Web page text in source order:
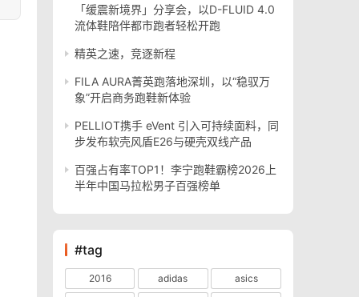
「缓震新境界」分享会，以D-FLUID 4.0
流体鞋陪伴都市跑者轻松开跑
精英之速，竞逐新程
FILA AURA菁英跑落地深圳，以“稳驭万
象”开启商务跑鞋新体验
PELLIOT携手 eVent 引入可持续面料，同
步发布软壳风盾E26与硬壳双线产品
百强占有率TOP1！李宁跑鞋霸榜2026上
半年中国马拉松男子百强榜单
#tag
2016 adidas
asics